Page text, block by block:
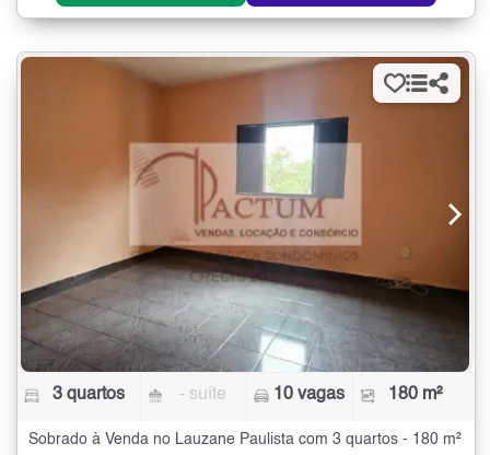
3 quartos - suíte 10 vagas 180 m²
Sobrado à Venda no Lauzane Paulista com 3 quartos - 180 m²